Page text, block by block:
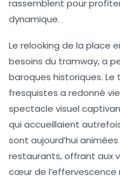
rassemblent pour
dynamique.
Le relooking de la place
besoins du tramway, a
baroques historiques. Le
fresquistes a redonné
spectacle visuel
qui accueillaient
sont aujourd’hui
restaurants, offrant aux
cœur de l’effervescence